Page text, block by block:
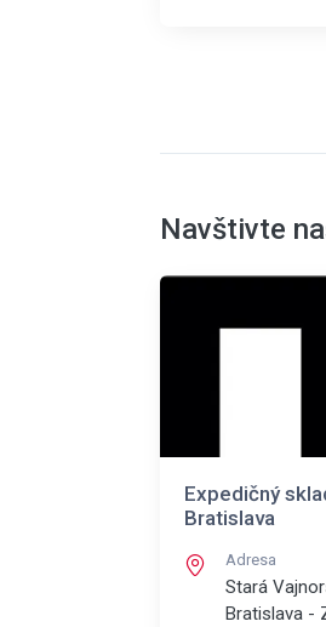
Navštivte
Expedičný
Bratislava
Adresa
Stará
Bratislava -